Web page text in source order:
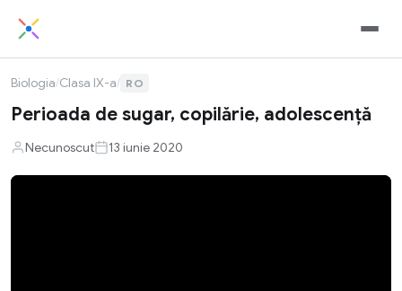
Biologia/Clasa IX-a/ RO
Perioada de sugar, copilărie, adolescenţă
Necunoscut 13 iunie 2020